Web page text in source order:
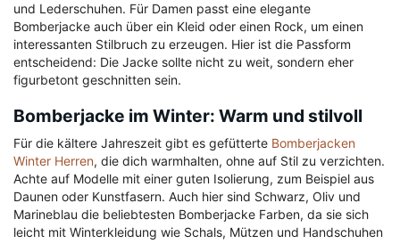
und Lederschuhen. Für Damen passt eine elegante
Bomberjacke auch über ein Kleid oder einen Rock, um einen
interessanten Stilbruch zu erzeugen. Hier ist die Passform
entscheidend: Die Jacke sollte nicht zu weit, sondern eher
figurbetont geschnitten sein.
Bomberjacke im Winter: Warm und stilvoll
Für die kältere Jahreszeit gibt es gefütterte Bomberjacken
Winter Herren, die dich warmhalten, ohne auf Stil zu verzichten.
Achte auf Modelle mit einer guten Isolierung, zum Beispiel aus
Daunen oder Kunstfasern. Auch hier sind Schwarz, Oliv und
Marineblau die beliebtesten Bomberjacke Farben, da sie sich
leicht mit Winterkleidung wie Schals, Mützen und Handschuhen